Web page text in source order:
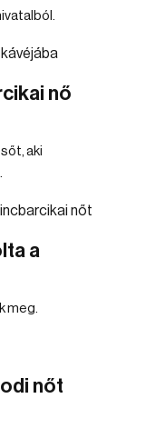
nő
aki
a
meg.
nőt